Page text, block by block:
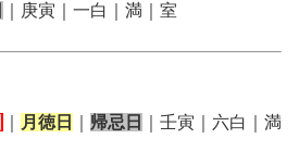
｜庚寅｜一白｜満｜室
月徳日 帰忌日
｜壬寅｜六白｜満